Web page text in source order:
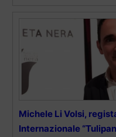
Michele Li Volsi,
Internazionale